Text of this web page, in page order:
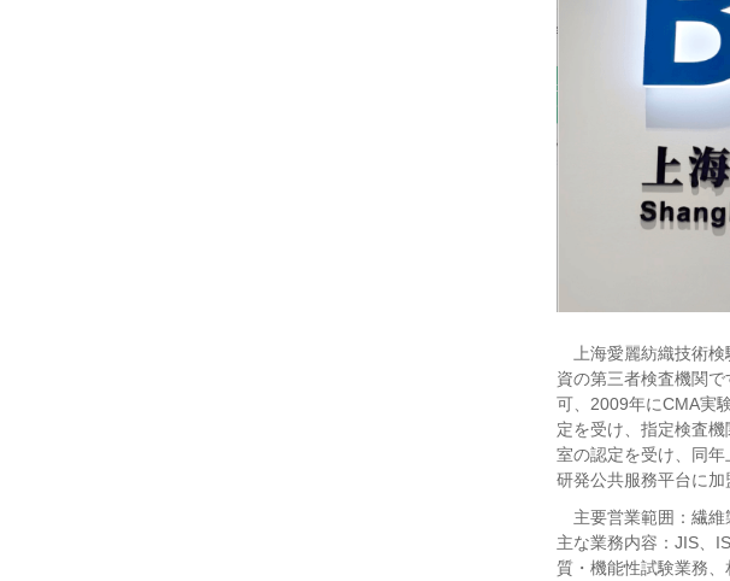
上海愛麗紡織技術
資の第三者検査機関
可、2009年にCMA実
定を受け、指定検査
室の認定を受け、同
研発公共服務平台に
主要営業範囲：繊維
主な業務内容：JIS、
質・機能性試験業務